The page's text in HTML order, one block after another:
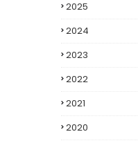
2025
2024
2023
2022
2021
2020